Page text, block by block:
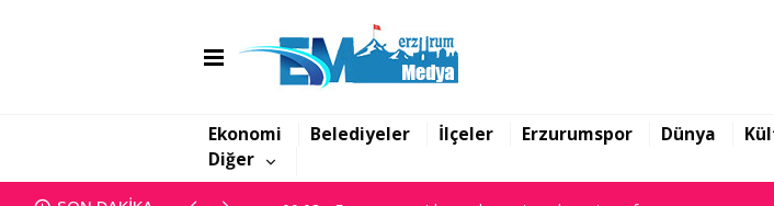
Ekonomi Belediyeler İlçeler Erzurumspor Dünya
Diğer
00:03 - Erzurumspor'da merkez orta sahaya transfer